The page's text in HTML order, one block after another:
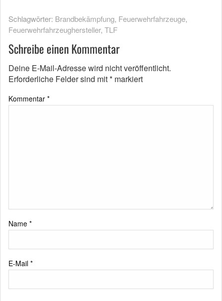
Schlagwörter: Brandbekämpfung, Feuerwehrfahrzeuge,
Feuerwehrfahrzeughersteller, TLF
Schreibe einen Kommentar
Deine E-Mail-Adresse wird nicht veröffentlicht.
Erforderliche Felder sind mit* markiert
Kommentar *
Name *
E-Mail *